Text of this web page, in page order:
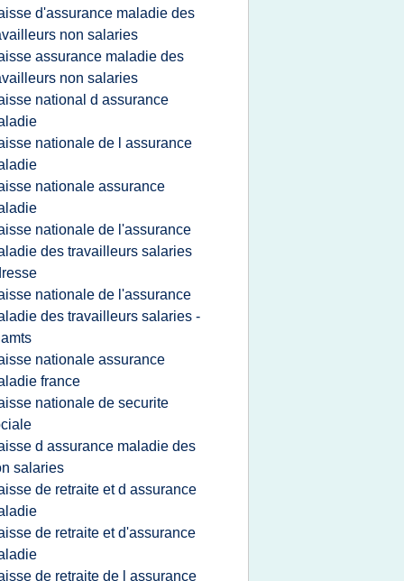
d'assurance maladie des
non salaries
assurance maladie des
non salaries
national d assurance
nationale de l assurance
nationale assurance
nationale de l'assurance
des travailleurs salaries
nationale de l'assurance
des travailleurs salaries -
nationale assurance
france
nationale de securite
d assurance maladie des
salaries
de retraite et d assurance
de retraite et d'assurance
de retraite de l assurance